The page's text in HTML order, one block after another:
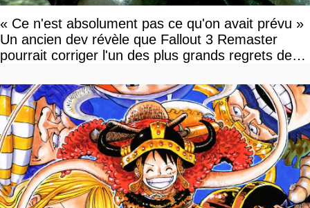
« Ce n'est absolument pas ce qu'on avait prévu »
Un ancien dev révèle que Fallout 3 Remaster
pourrait corriger l'un des plus grands regrets de